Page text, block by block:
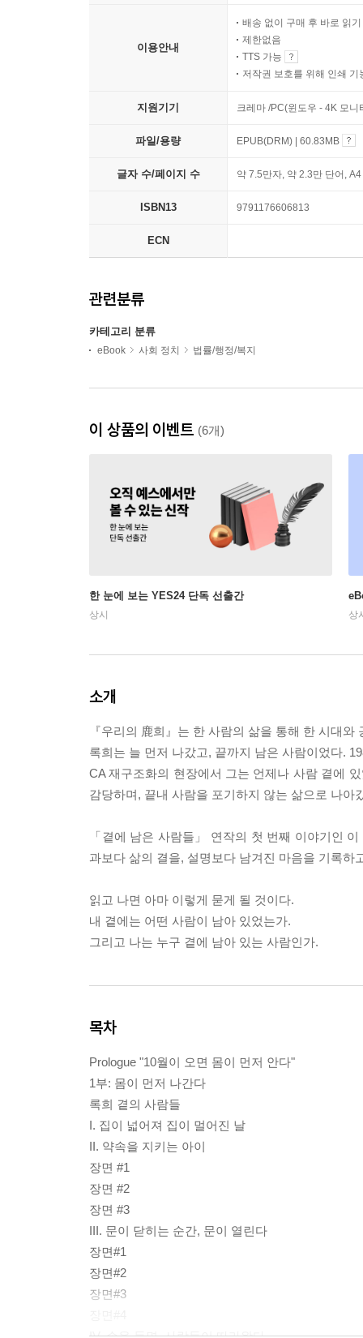
이용안내
배송 없이 구매 후 바로 읽기
제한없음
TTS 가능
저작권 보호를 위해 인쇄 기
지원기기 크레마 /PC(윈도우 - 4K 모
파일/용량 EPUB(DRM) | 60.83MB
글자 수/페이지 수 약 7.5만자, 약 2.3만 단어,
ISBN13 9791176606813
ECN
관련분류
카테고리 분류
eBook 사회 정치 법률/행정/복지
이 상품의 이벤트 (6개)
한 눈에 보는 YES24 단독 선출간
상시 상
소개
『우리의 鹿희』는 한 사람의 삶을 통해 한 시대
록희는 늘 먼저 나갔고, 끝까지 남은 사람이었다.
CA 재구조화의 현장에서 그는 언제나 사람 곁에
감당하며, 끝내 사람을 포기하지 않는 삶으로 나아
「곁에 남은 사람들」 연작의 첫 번째 이야기인
과보다 삶의 결을, 설명보다 남겨진 마음을 기록하
읽고 나면 아마 이렇게 묻게 될 것이다.
내 곁에는 어떤 사람이 남아 있었는가.
그리고 나는 누구 곁에 남아 있는 사람인가.
목차
Prologue "10월이 오면 몸이 먼저 안다"
1부: 몸이 먼저 나간다
록희 곁의 사람들
I. 집이 넓어져 집이 멀어진 날
II. 약속을 지키는 아이
장면 #1
장면 #2
장면 #3
III. 문이 닫히는 순간, 문이 열린다
장면#1
장면#2
장면#3